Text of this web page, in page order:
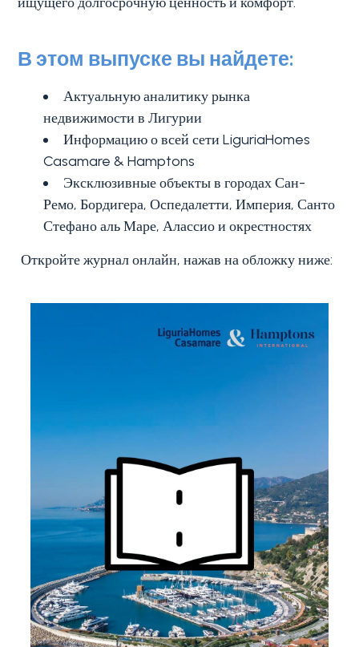
В этом выпуске вы найдете:
Актуальную аналитику рынка
недвижимости в Лигурии
Информацию о всей сети LiguriaHomes
Casamare & Hamptons
Эксклюзивные объекты в городах Сан-
Ремо, Бордигера, Оспедалетти, Империя, Санто
Стефано аль Маре, Алассио и окрестностях
Откройте журнал онлайн, нажав на обложку ниже:
спален
Любая
выбор
Балкон/терраса
Лифт